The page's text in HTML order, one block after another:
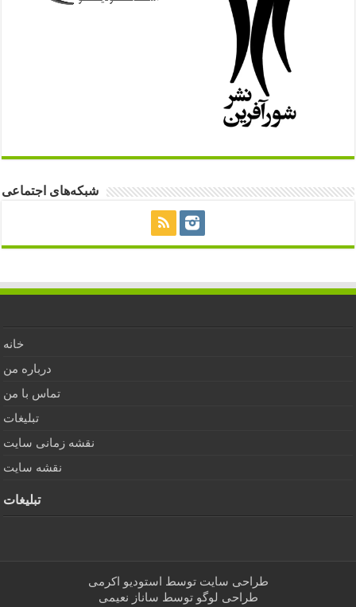
شبکه‌های اجتماعی
خانه
درباره من
تماس با من
تبلیغات
نقشه زمانی سایت
نقشه سایت
تبلیغات
طراحی سایت توسط استودیو اکرمی
طراحی لوگو توسط ساناز نعیمی